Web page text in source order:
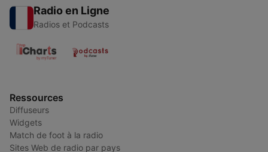
Radio en Ligne
Radios et Podcasts
Ressources
Diffuseurs
Widgets
Match de foot à la radio
Sites Web de radio par pays